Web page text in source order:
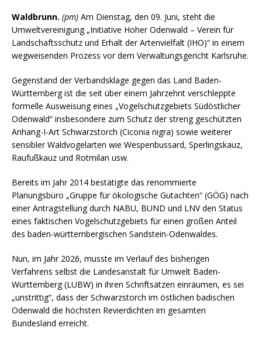
Waldbrunn. (pm) Am Dienstag, den 09. Juni, steht die
Umweltvereinigung „Initiative Hoher Odenwald – Verein für
Landschaftsschutz und Erhalt der Artenvielfalt (IHO)“ in einem
wegweisenden Prozess vor dem Verwaltungsgericht Karlsruhe.
Gegenstand der Verbandsklage gegen das Land Baden-
Württemberg ist die seit über einem Jahrzehnt verschleppte
formelle Ausweisung eines „Vogelschutzgebiets Südöstlicher
Odenwald“ insbesondere zum Schutz der streng geschützten
Anhang-I-Art Schwarzstorch (Ciconia nigra) sowie weiterer
sensibler Waldvogelarten wie Wespenbussard, Sperlingskauz,
Raufußkauz und Rotmilan usw.
Bereits im Jahr 2014 bestätigte das renommierte
Planungsbüro „Gruppe für ökologische Gutachten“ (GÖG) nach
einer Antragstellung durch NABU, BUND und LNV den Status
eines faktischen Vogelschutzgebiets für einen großen Anteil
des baden-württembergischen Sandstein-Odenwaldes.
Nun, im Jahr 2026, musste im Verlauf des bisherigen
Verfahrens selbst die Landesanstalt für Umwelt Baden-
Württemberg (LUBW) in ihren Schriftsätzen einräumen, es sei
„unstrittig“, dass der Schwarzstorch im östlichen badischen
Odenwald die höchsten Revierdichten im gesamten
Bundesland erreicht.